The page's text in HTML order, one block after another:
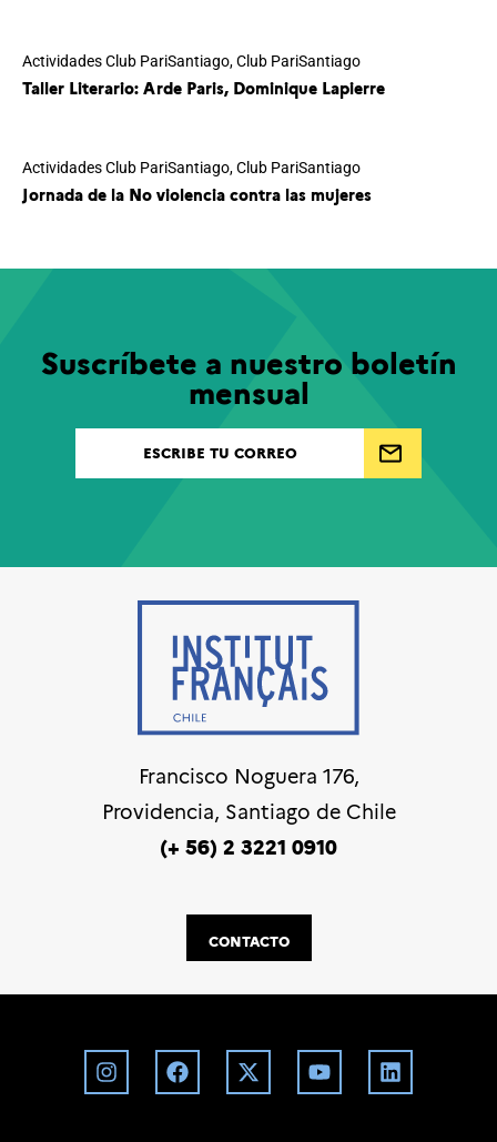
Actividades Club PariSantiago,Club PariSantiago
Taller Literario: Arde Paris, Dominique Lapierre
Actividades Club PariSantiago,Club PariSantiago
Jornada de la No violencia contra las mujeres
Suscríbete a nuestro boletín
mensual
Francisco Noguera 176,
Providencia, Santiago de Chile
(+ 56) 2 3221 0910
CONTACTO